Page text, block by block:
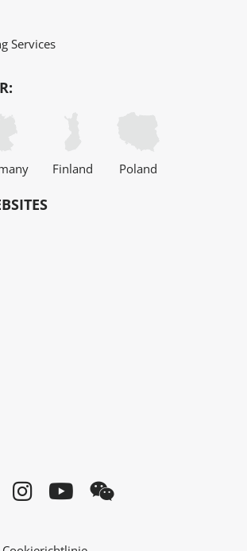
Services
Finland Poland
Instagram
YouTube